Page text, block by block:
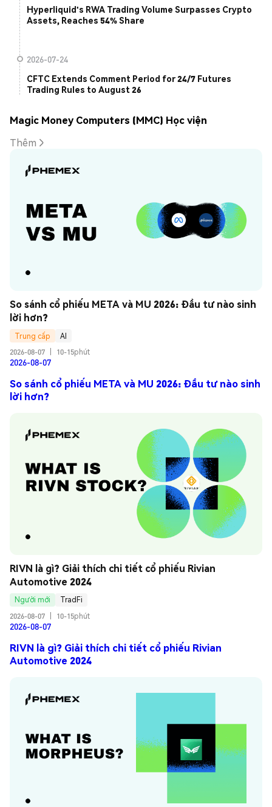
Hyperliquid's RWA Trading Volume Surpasses Crypto
Assets, Reaches 54% Share
2026-07-24
CFTC Extends Comment Period for 24/7 Futures
Trading Rules to August 26
Magic Money Computers (MMC) Học viện
Thêm
So sánh cổ phiếu META và MU 2026: Đầu tư nào sinh
lời hơn?
Trung cấp
AI
2026-08-07
10-15phút
2026-08-07
So sánh cổ phiếu META và MU 2026: Đầu tư nào sinh
lời hơn?
RIVN là gì? Giải thích chi tiết cổ phiếu Rivian
Automotive 2024
Người mới
TradFi
2026-08-07
10-15phút
2026-08-07
RIVN là gì? Giải thích chi tiết cổ phiếu Rivian
Automotive 2024